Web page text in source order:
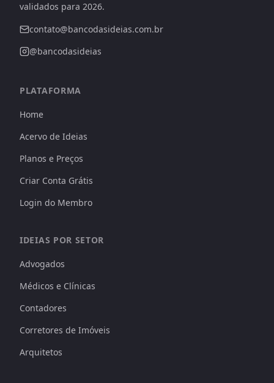
validados para 2026.
contato@bancodasideias.com.br
@bancodasideias
PLATAFORMA
Home
Acervo de Ideias
Planos e Preços
Criar Conta Grátis
Login do Membro
IDEIAS POR SETOR
Advogados
Médicos e Clínicas
Contadores
Corretores de Imóveis
Arquitetos